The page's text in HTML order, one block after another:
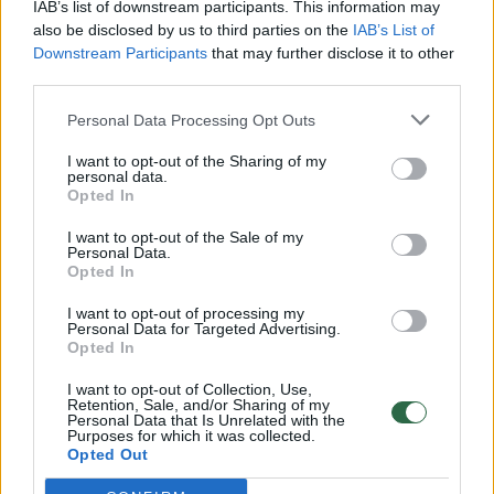
IAB’s list of downstream participants. This information may
also be disclosed by us to third parties on the IAB’s List of
Downstream Participants that may further disclose it to other
Personal Data Processing Opt Outs
I want to opt-out of the Sharing of my
personal data.
Opted In
I want to opt-out of the Sale of my
Personal Data.
Opted In
I want to opt-out of processing my
Personal Data for Targeted Advertising.
Opted In
I want to opt-out of Collection, Use,
Retention, Sale, and/or Sharing of my
Personal Data that Is Unrelated with the
Purposes for which it was collected.
Opted Out
vaiko gyvybių išgelbėti nepavyko
Žinios | Lietuvos diena
00:00:57
32 laipsnių šilumos
Žinios | Orai
Nufilmavo, kaip patvino Vilniaus Vakarinis aplinkkelis:
vaizdas pribloškia
Žinios | Lietuvos diena
00:00:55
Avarija Vilniuje: į stotelę įsirėžęs automobilis sužalojo
dvi moteris
Žinios | Lietuvos diena